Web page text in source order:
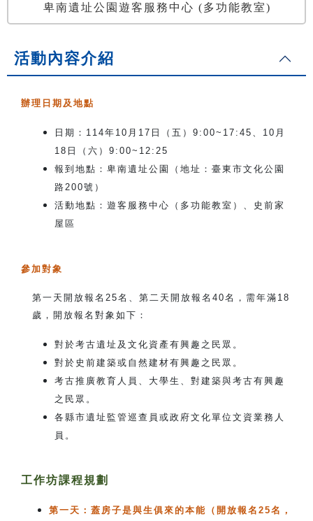
卑南遺址公園遊客服務中心 (多功能教室)
活動內容介紹
辦理日期及地點
日期：114年10月17日（五）9:00~17:45、10月
18日（六）9:00~12:25
報到地點：卑南遺址公園（地址：臺東市文化公園
路200號）
活動地點：遊客服務中心（多功能教室）、史前家
屋區
參加對象
第一天開放報名25名、第二天開放報名40名，需年滿18
歲，開放報名對象如下：
對於考古遺址及文化資產有興趣之民眾。
對於史前建築或自然建材有興趣之民眾。
考古推廣教育人員、大學生、對建築與考古有興趣
之民眾。
各縣市遺址監管巡查員或政府文化單位文資業務人
員。
工作坊課程規劃
第一天：蓋房子是與生俱來的本能（開放報名25名，